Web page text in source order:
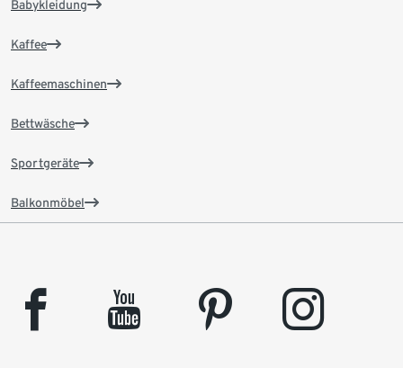
Babykleidung
Kaffee
Kaffeemaschinen
Bettwäsche
Sportgeräte
Balkonmöbel
facebook youtube pinterest instagram